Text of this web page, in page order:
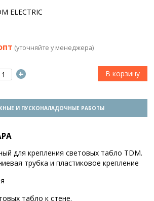
ЕLECTRIC
(уточняйте у менеджера)
+
И ПУСКОНАЛАДОЧНЫЕ РАБОТЫ
для крепления световых табло TDM.
трубка и пластиковое крепление
табло к стене.